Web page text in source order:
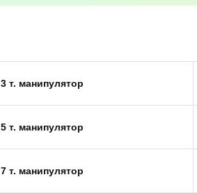
3 т. манипулятор
5 т. манипулятор
7 т. манипулятор